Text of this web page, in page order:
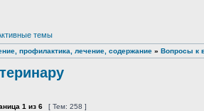
темы
профилактика, лечение, содержание » Вопросы к
1 из 6 [ Тем: 258 ]